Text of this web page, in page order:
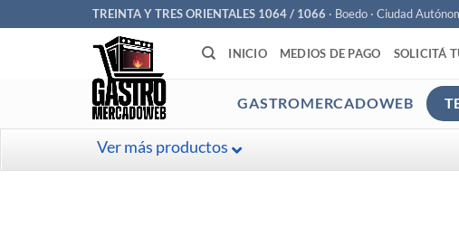
al
TREINTA Y TRES ORIENTALES 1064 / 1066 · Boedo · Ciudad
INICIO MEDIOS DE PAGO SOLICITÁ
GASTROMERCADOWEB
Ver más productos